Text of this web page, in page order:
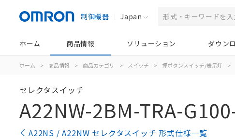
制御機器 Japan
ホーム 商品情報 ソリューション ダウン
ホーム > 商品情報 > 商品カテゴリ > スイッチ > 押ボタンスイッチ/表示灯 >
セレクタスイッチ
A22NW-2BM-TRA-
A22NS / A22NW セレクタスイッチ 形式仕様一覧